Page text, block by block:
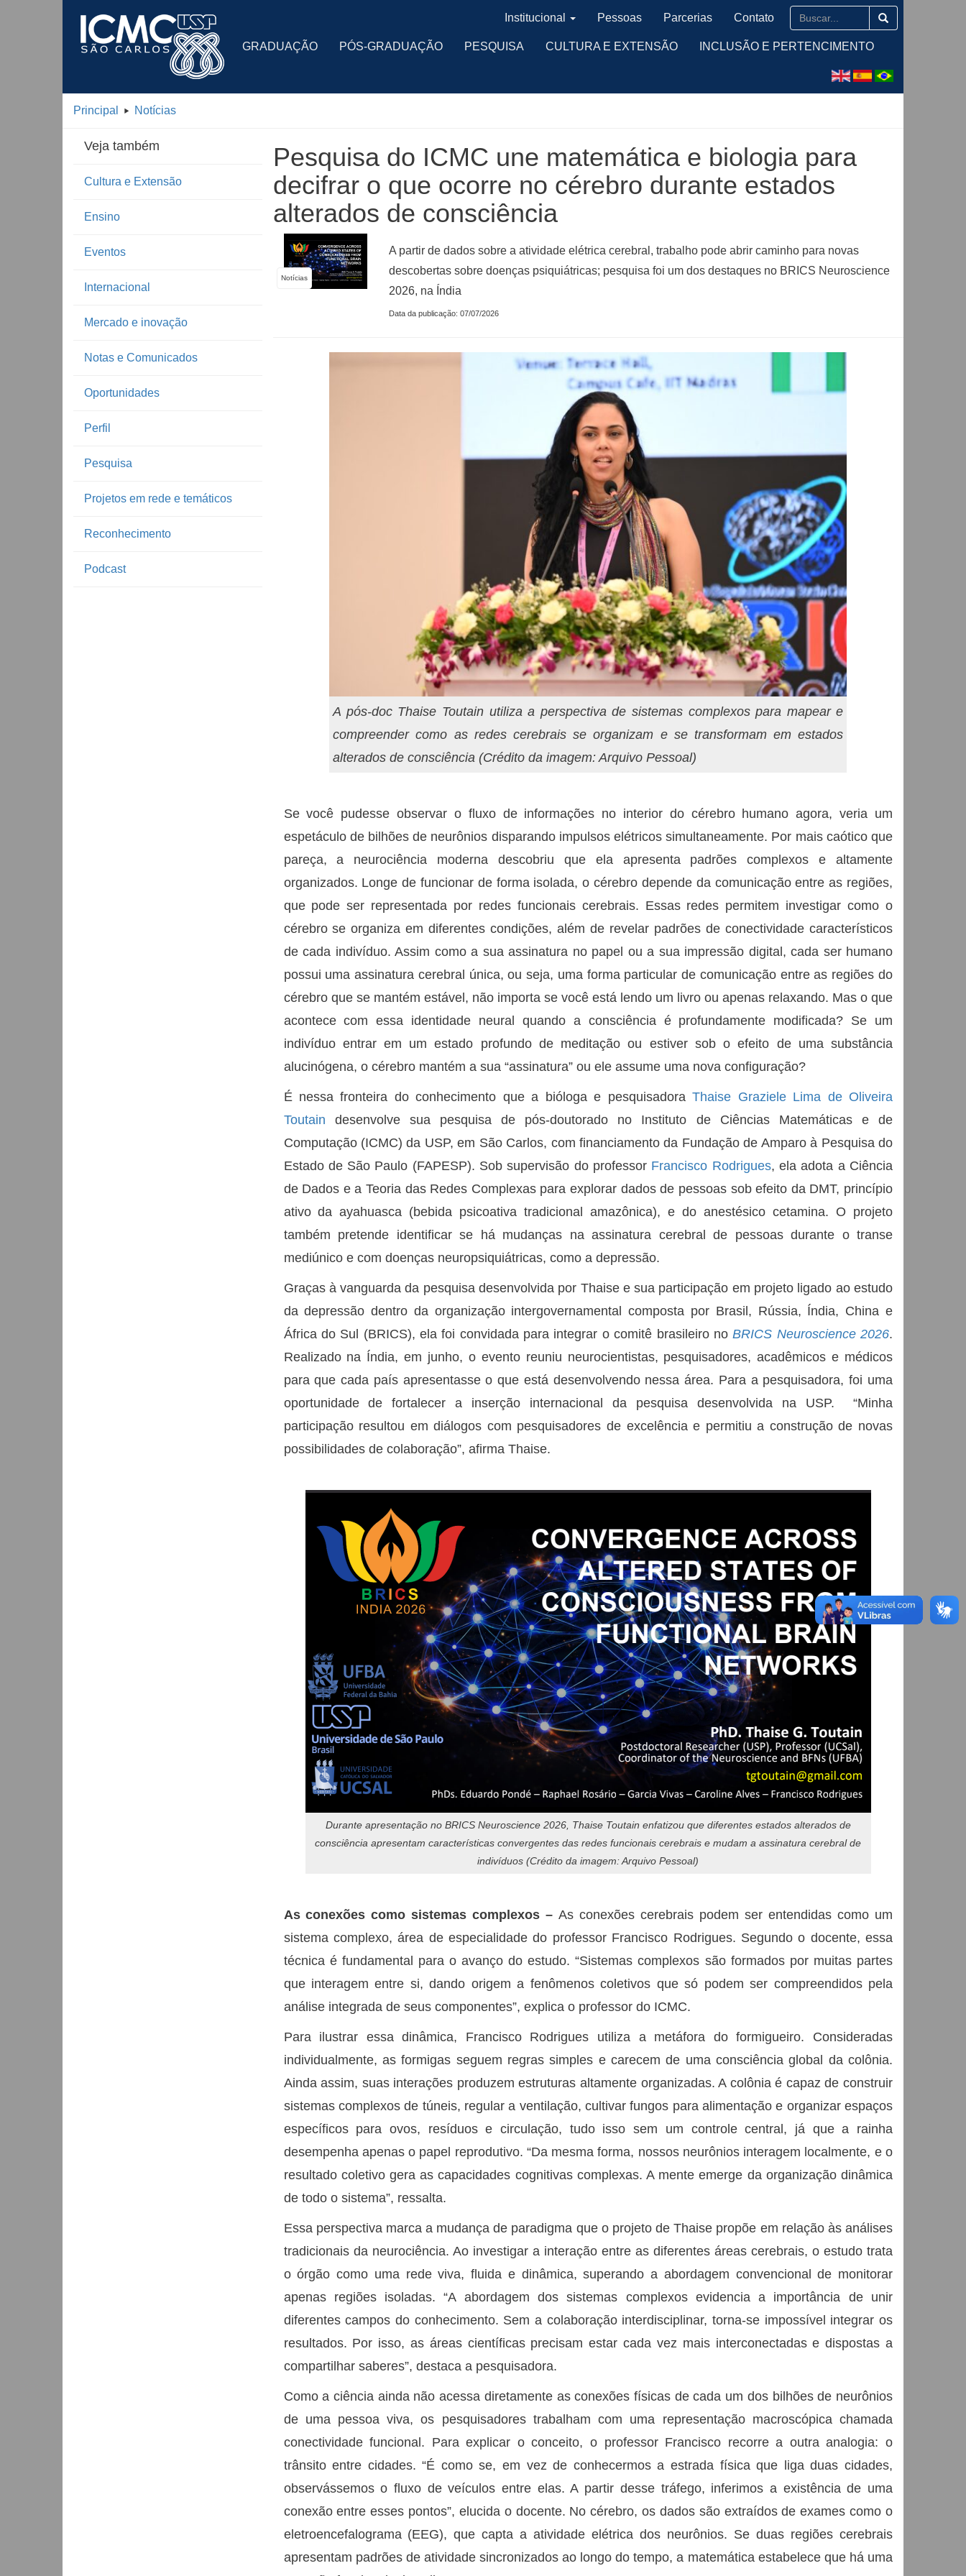
GRADUAÇÃO PÓS-GRADUAÇÃO PESQUISA CULTURA E EXTENSÃO INCLUSÃO E PERTENCIMENTO
Institucional Pessoas Parcerias Contato
Principal Notícias
Veja também
Cultura e Extensão
Ensino
Eventos
Internacional
Mercado e inovação
Notas e Comunicados
Oportunidades
Perfil
Pesquisa
Projetos em rede e temáticos
Reconhecimento
Podcast
Pesquisa do ICMC une matemática e biologia para
decifrar o que ocorre no cérebro durante estados
alterados de consciência
Notícias
A partir de dados sobre a atividade elétrica cerebral, trabalho pode abrir caminho para novas
descobertas sobre doenças psiquiátricas; pesquisa foi um dos destaques no BRICS Neuroscience
2026, na Índia
Data da publicação: 07/07/2026
A pós-doc Thaise Toutain utiliza a perspectiva de sistemas complexos para mapear e
compreender como as redes cerebrais se organizam e se transformam em estados
alterados de consciência (Crédito da imagem: Arquivo Pessoal)
Se você pudesse observar o fluxo de informações no interior do cérebro humano agora, veria um
espetáculo de bilhões de neurônios disparando impulsos elétricos simultaneamente. Por mais caótico que
pareça, a neurociência moderna descobriu que ela apresenta padrões complexos e altamente
organizados. Longe de funcionar de forma isolada, o cérebro depende da comunicação entre as regiões,
que pode ser representada por redes funcionais cerebrais. Essas redes permitem investigar como o
cérebro se organiza em diferentes condições, além de revelar padrões de conectividade característicos
de cada indivíduo. Assim como a sua assinatura no papel ou a sua impressão digital, cada ser humano
possui uma assinatura cerebral única, ou seja, uma forma particular de comunicação entre as regiões do
cérebro que se mantém estável, não importa se você está lendo um livro ou apenas relaxando. Mas o que
acontece com essa identidade neural quando a consciência é profundamente modificada? Se um
indivíduo entrar em um estado profundo de meditação ou estiver sob o efeito de uma substância
alucinógena, o cérebro mantém a sua “assinatura” ou ele assume uma nova configuração?
É nessa fronteira do conhecimento que a bióloga e pesquisadoraThaise Graziele Lima de Oliveira
Toutain desenvolve sua pesquisa de pós-doutorado no Instituto de Ciências Matemáticas e de
Computação (ICMC) da USP, em São Carlos, com financiamento da Fundação de Amparo à Pesquisa do
Estado de São Paulo (FAPESP). Sob supervisão do professor Francisco Rodrigues, ela adota a Ciência
de Dados e a Teoria das Redes Complexas para explorar dados de pessoas sob efeito da DMT, princípio
ativo da ayahuasca (bebida psicoativa tradicional amazônica), e do anestésico cetamina. O projeto
também pretende identificar se há mudanças na assinatura cerebral de pessoas durante o transe
mediúnico e com doenças neuropsiquiátricas, como a depressão.
Graças à vanguarda da pesquisa desenvolvida por Thaise e sua participação em projeto ligado ao estudo
da depressão dentro da organização intergovernamental composta por Brasil, Rússia, Índia, China e
África do Sul (BRICS), ela foi convidada para integrar o comitê brasileiro noBRICS Neuroscience 2026.
Realizado na Índia, em junho, o evento reuniu neurocientistas, pesquisadores, acadêmicos e médicos
para que cada país apresentasse o que está desenvolvendo nessa área. Para a pesquisadora, foi uma
oportunidade de fortalecer a inserção internacional da pesquisa desenvolvida na USP. “Minha
participação resultou em diálogos com pesquisadores de excelência e permitiu a construção de novas
possibilidades de colaboração”, afirma Thaise.
Durante apresentação no BRICS Neuroscience 2026, Thaise Toutain enfatizou que diferentes estados alterados de
consciência apresentam características convergentes das redes funcionais cerebrais e mudam a assinatura cerebral de
indivíduos (Crédito da imagem: Arquivo Pessoal)
As conexões como sistemas complexos –As conexões cerebrais podem ser entendidas como um
sistema complexo, área de especialidade do professor Francisco Rodrigues. Segundo o docente, essa
técnica é fundamental para o avanço do estudo. “Sistemas complexos são formados por muitas partes
que interagem entre si, dando origem a fenômenos coletivos que só podem ser compreendidos pela
análise integrada de seus componentes”, explica o professor do ICMC.
Para ilustrar essa dinâmica, Francisco Rodrigues utiliza a metáfora do formigueiro. Consideradas
individualmente, as formigas seguem regras simples e carecem de uma consciência global da colônia.
Ainda assim, suas interações produzem estruturas altamente organizadas. A colônia é capaz de construir
sistemas complexos de túneis, regular a ventilação, cultivar fungos para alimentação e organizar espaços
específicos para ovos, resíduos e circulação, tudo isso sem um controle central, já que a rainha
desempenha apenas o papel reprodutivo. “Da mesma forma, nossos neurônios interagem localmente, e o
resultado coletivo gera as capacidades cognitivas complexas. A mente emerge da organização dinâmica
de todo o sistema”, ressalta.
Essa perspectiva marca a mudança de paradigma que o projeto de Thaise propõe em relação às análises
tradicionais da neurociência. Ao investigar a interação entre as diferentes áreas cerebrais, o estudo trata
o órgão como uma rede viva, fluida e dinâmica, superando a abordagem convencional de monitorar
apenas regiões isoladas. “A abordagem dos sistemas complexos evidencia a importância de unir
diferentes campos do conhecimento. Sem a colaboração interdisciplinar, torna-se impossível integrar os
resultados. Por isso, as áreas científicas precisam estar cada vez mais interconectadas e dispostas a
compartilhar saberes”, destaca a pesquisadora.
Como a ciência ainda não acessa diretamente as conexões físicas de cada um dos bilhões de neurônios
de uma pessoa viva, os pesquisadores trabalham com uma representação macroscópica chamada
conectividade funcional. Para explicar o conceito, o professor Francisco recorre a outra analogia: o
trânsito entre cidades. “É como se, em vez de conhecermos a estrada física que liga duas cidades,
observássemos o fluxo de veículos entre elas. A partir desse tráfego, inferimos a existência de uma
conexão entre esses pontos”, elucida o docente. No cérebro, os dados são extraídos de exames como o
eletroencefalograma (EEG), que capta a atividade elétrica dos neurônios. Se duas regiões cerebrais
apresentam padrões de atividade sincronizados ao longo do tempo, a matemática estabelece que há uma